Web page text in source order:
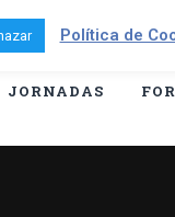
JORNADAS
Política de